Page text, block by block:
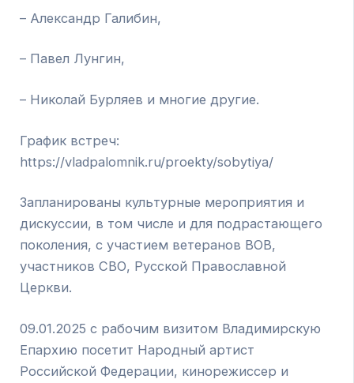
– Александр Галибин,
– Павел Лунгин,
– Николай Бурляев и многие другие.
График встреч:
https://vladpalomnik.ru/proekty/sobytiya/
Запланированы культурные мероприятия и
дискуссии, в том числе и для подрастающего
поколения, с участием ветеранов ВОВ,
участников СВО, Русской Православной
Церкви.
09.01.2025 с рабочим визитом Владимирскую
Епархию посетит Народный артист
Российской Федерации, кинорежиссер и